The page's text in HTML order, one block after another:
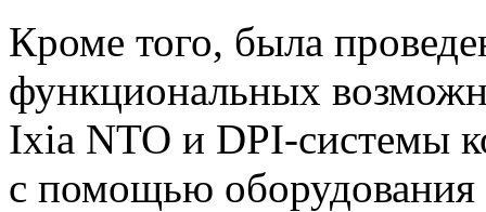
Кроме того, была
функциональных
Ixia NTO и DPI-системы
с помощью оборудования